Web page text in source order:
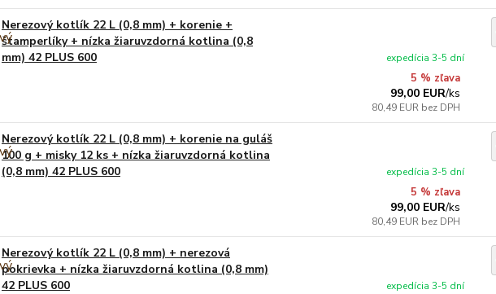
Nerezový kotlík 22 L (0,8 mm) + korenie +
štamperlíky + nízka žiaruvzdorná kotlina (0,8
mm) 42 PLUS 600
5 % zľava
99,00 EUR/ks
80,49 EUR bez DPH
expedícia 3-5 dní
Nerezový kotlík 22 L (0,8 mm) + korenie na guláš
100 g + misky 12 ks + nízka žiaruvzdorná kotlina
(0,8 mm) 42 PLUS 600
5 % zľava
99,00 EUR/ks
80,49 EUR bez DPH
expedícia 3-5 dní
Nerezový kotlík 22 L (0,8 mm) + nerezová
pokrievka + nízka žiaruvzdorná kotlina (0,8 mm)
42 PLUS 600
expedícia 3-5 dní